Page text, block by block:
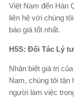
Việt Nam đến Hàn
liên hệ với chúng
báo giá tốt nhất.
H5S: Đối Tác Lý
Nhận biết giá trị
Nam, chúng tôi
người làm việc